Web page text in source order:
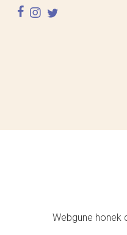
facebook
instagram
twitter
Webgune honek